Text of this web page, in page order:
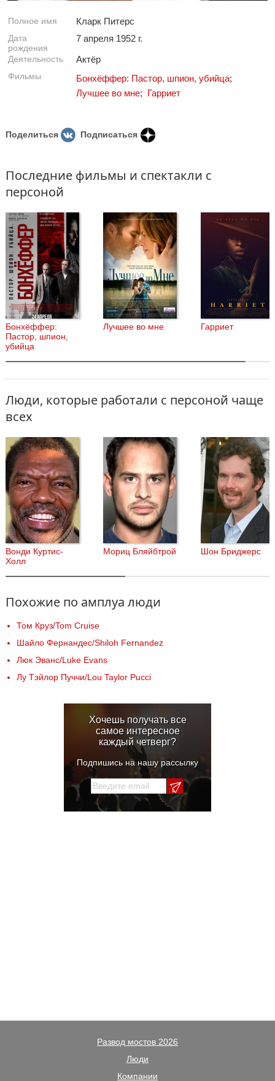
Полное имя Кларк Питерс
Дата
рождения
7 апреля 1952 г.
Деятельность Актёр
Фильмы Бонхёффер: Пастор, шпион, убийца;
Лучшее во мне; Гарриет
Поделиться Подписаться
Последние фильмы и спектакли с
персоной
Бонхёффер:
Пастор, шпион,
убийца
Лучшее во мне Гарриет
Люди, которые работали с персоной чаще
всех
Вонди Куртис-
Холл
Мориц Бляйбтрой Шон Бриджерс
Похожие по амплуа люди
Том Круз/Tom Cruise
Шайло Фернандес/Shiloh Fernandez
Люк Эванс/Luke Evans
Лу Тэйлор Пуччи/Lou Taylor Pucci
Хочешь получать все
самое интересное
каждый четверг?
Подпишись на нашу рассылку
Развод мостов 2026
Люди
Компании